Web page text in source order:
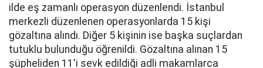
ilde eş zamanlı operasyon düzenlendi. İstanbul
merkezli düzenlenen operasyonlarda 15 kişi
gözaltına alındı. Diğer 5 kişinin ise başka suçlardan
tutuklu bulunduğu öğrenildi. Gözaltına alınan 15
şüpheliden 11'i sevk edildiği adli makamlarca